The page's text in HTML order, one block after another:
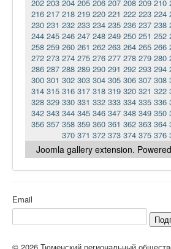
202 203 204 205 206 207 208 209 210
216 217 218 219 220 221 222 223 224
230 231 232 233 234 235 236 237 238
244 245 246 247 248 249 250 251 252
258 259 260 261 262 263 264 265 266
272 273 274 275 276 277 278 279 280
286 287 288 289 290 291 292 293 294
300 301 302 303 304 305 306 307 308
314 315 316 317 318 319 320 321 322
328 329 330 331 332 333 334 335 336
342 343 344 345 346 347 348 349 350
356 357 358 359 360 361 362 363 364
370 371 372 373 374 375 376
Joomla gallery extension.
Email